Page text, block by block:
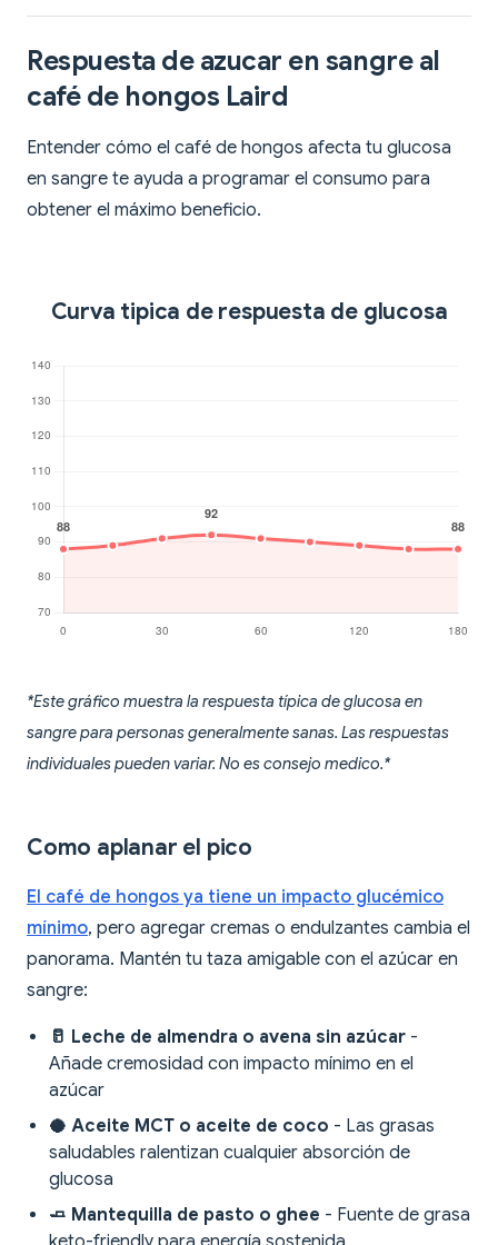
Respuesta de azucar en sangre al
café de hongos Laird
Entender cómo el café de hongos afecta tu glucosa
en sangre te ayuda a programar el consumo para
obtener el máximo beneficio.
Curva tipica de respuesta de glucosa
*Este gráfico muestra la respuesta típica de glucosa en
sangre para personas generalmente sanas. Las respuestas
individuales pueden variar. No es consejo medico.*
Como aplanar el pico
El café de hongos ya tiene un impacto glucémico
mínimo, pero agregar cremas o endulzantes cambia el
panorama. Mantén tu taza amigable con el azúcar en
sangre:
🥛 Leche de almendra o avena sin azúcar -
Añade cremosidad con impacto mínimo en el
azúcar
🥥 Aceite MCT o aceite de coco - Las grasas
saludables ralentizan cualquier absorción de
glucosa
🧈 Mantequilla de pasto o ghee - Fuente de grasa